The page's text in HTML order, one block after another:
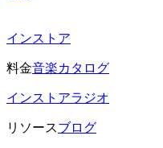
インストア
料金音楽カタログ
インストアラジオ
リソースブログ